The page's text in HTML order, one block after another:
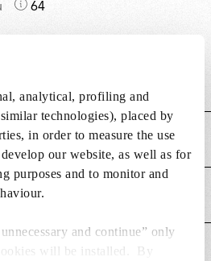
analytical, profiling and
technologies), placed by
in order to measure the use
our website, as well as for
purposes and to monitor and
and continue” only
will be installed. By
D
s
i
o
n
s
64
m
e
n
s
i
o
s
PRINCIPALES
ET CONTRÔLE